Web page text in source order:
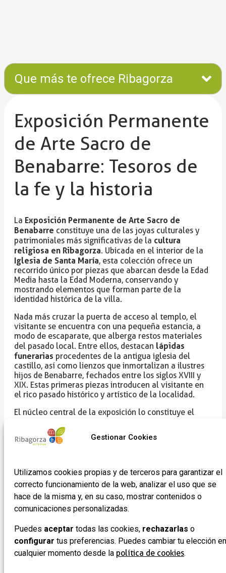
Gestionar Cookies
Utilizamos cookies propias y de terceros para garantizar el
correcto funcionamiento de la web, analizar el uso que se
hace de la misma y, en su caso, mostrar contenidos o
comunicaciones personalizadas.
Puedes aceptar todas las cookies, rechazarlas o
configurar tus preferencias. Puedes cambiar tu elección en
cualquier momento desde la política de cookies.
Que más te ofrece Ribagorza
Exposición Permanente
de Arte Sacro de
Benabarre: Tesoros de
la fe y la historia
La Exposición Permanente de Arte Sacro de
Benabarre constituye una de las joyas culturales y
patrimoniales más significativas de la cultura
religiosa en Ribagorza. Ubicada en el interior de la
Iglesia de Santa María, esta colección ofrece un
recorrido único por piezas que abarcan desde la Edad
Media hasta la Edad Moderna, conservando y
mostrando elementos que forman parte de la
identidad histórica de la villa.
Nada más cruzar la puerta de acceso al templo, el
visitante se encuentra con una pequeña estancia, a
modo de escaparate, que alberga restos materiales
del pasado local. Entre ellos, destacan lápidas
funerarias procedentes de la antigua iglesia del
castillo, así como lienzos que inmortalizan a ilustres
hijos de Benabarre, fechados entre los siglos XVIII y
XIX. Estas primeras piezas introducen al visitante en
el rico pasado histórico y artístico de la localidad.
El núcleo central de la exposición lo constituye el
del siglo XIV. Esta obra, ejecutada sobre tabla, es uno
de los pocos ejemplos de pintura gótica que se
El apartado de escultura románica se ve representado
por laVirgen de Linares, una talla policromada
realizada hacia el año 1100, procedente del
monasterio homónimo situado en las proximidades de
restauraciones —incluyendo la sustitución de la
banqueta románica por una de estilo gótico—, sigue
siendo un ejemplo excepcional del arte medieval
ribagorzano.